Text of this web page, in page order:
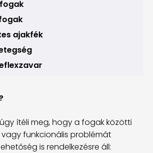
ajakfék
ítéli meg, hogy a fogak közötti
vagy funkcionális problémát
is rendelkezésre áll: